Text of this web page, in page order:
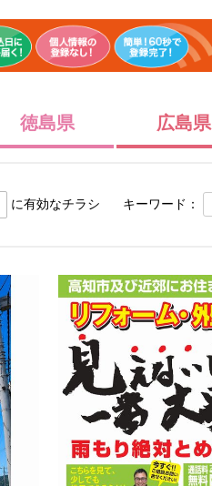
徳島県 広島県
に有効なチラシ キーワード：